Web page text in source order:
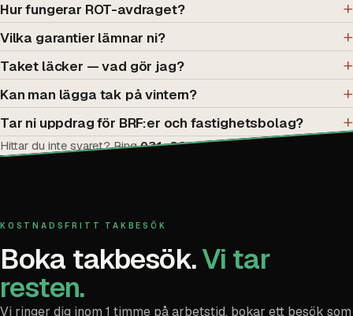
Hur fungerar ROT-avdraget?
Vilka garantier lämnar ni?
Taket läcker — vad gör jag?
Kan man lägga tak på vintern?
Tar ni uppdrag för BRF:er och fastighetsbolag?
Hittar du inte svaret? Ring031-88 11 14
KOSTNADSFRITT TAKBESÖK
Boka takbesök.Vi tar
resten.
Vi ringer dig inom 1 timme på arbetstid, bokar ett besök som